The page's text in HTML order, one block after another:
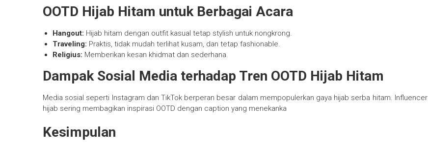
OOTD Hijab Hitam untuk Berbagai Acara
Hangout: Hijab hitam dengan outfit kasual tetap stylish untuk nongkrong.
Traveling: Praktis, tidak mudah terlihat kusam, dan tetap fashionable.
Religius: Memberikan kesan khidmat dan sederhana.
Dampak Sosial Media terhadap Tren OOTD Hijab Hitam
Media sosial seperti Instagram dan TikTok berperan besar dalam mempopulerkan gaya hijab serba hitam. Influencer
hijab sering membagikan inspirasi OOTD dengan caption yang menekanka
Kesimpulan